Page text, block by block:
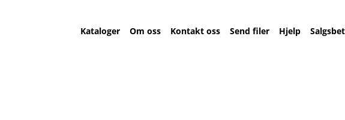
Kataloger Om oss Kontakt oss Send filer Hjelp